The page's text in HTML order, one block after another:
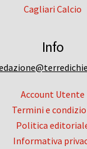
Cagliari Calcio
Info
Account Utente
Termini e
Politica
Informativa